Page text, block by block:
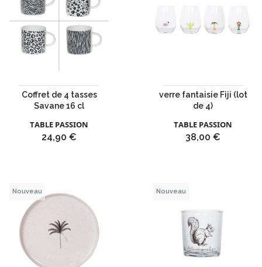
Coffret de 4 tasses
Savane 16 cl
TABLE PASSION
Prix
24,90 €
verre fantaisie Fiji (lot
de 4)
TABLE PASSION
Prix
38,00 €
Nouveau Nouveau